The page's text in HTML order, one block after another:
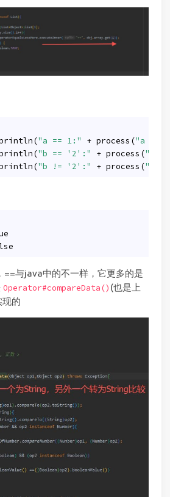
"a == 1:" + process("a ==
"b == '2':" + process("b
"b != '2':" + process("b
==与java中的不一样，它更多的是
Operator#compareData() (也是上
的